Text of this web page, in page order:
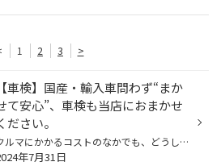
1 2 3 >
【車検】国産・輸入車問わず“まか
て安心”、車検も当店におまかせ
ださい。
クルマにかかるコストのなかでも、どうしても避けて通れず しかもある程度の金額になるのか「車検」ですね。 さらに“これから”を見据えて、しっかりとメンテナンスを行うことも大切です。 輸入車は消耗品が高い、対応してくれる工場が限られている・・・ 保有するにあたって、いろいろな壁があるの...
年7月31日